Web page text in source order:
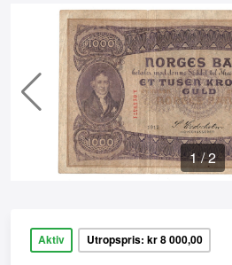
1/2
Aktiv Utropspris: kr 8 000,00